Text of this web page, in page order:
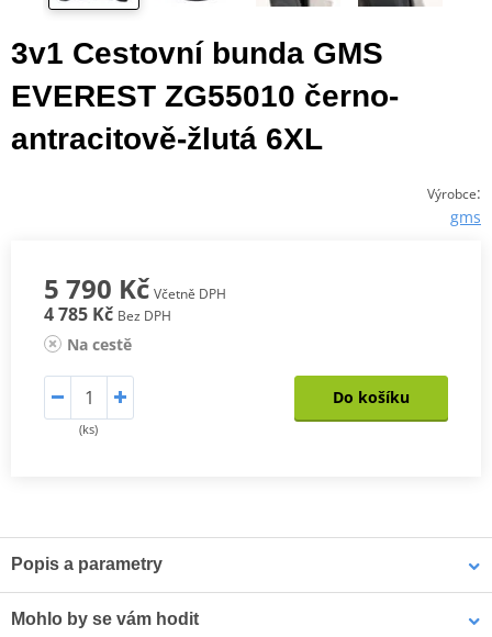
3v1 Cestovní bunda GMS
EVEREST ZG55010 černo-
antracitově-žlutá 6XL
Výrobce:
gms
5 790 Kč Včetně DPH
4 785 Kč Bez DPH
Na cestě
(ks)
Do košíku
Popis a parametry
Mohlo by se vám hodit